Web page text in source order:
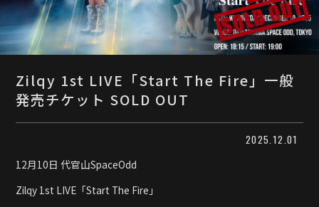
Zilqy 1st LIVE「Start The Fire」一般
発売チケット SOLD OUT
2025.12.01
12月10日 代官山SpaceOdd
Zilqy 1st LIVE「Start The Fire」